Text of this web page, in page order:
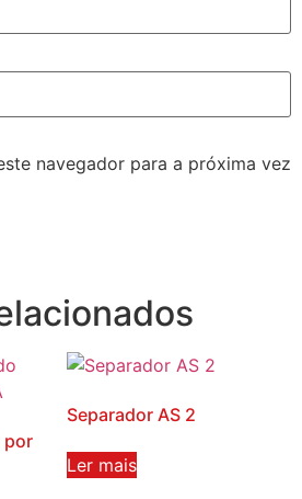
navegador para a próxima vez
por
Separador AS 2
Ler mais